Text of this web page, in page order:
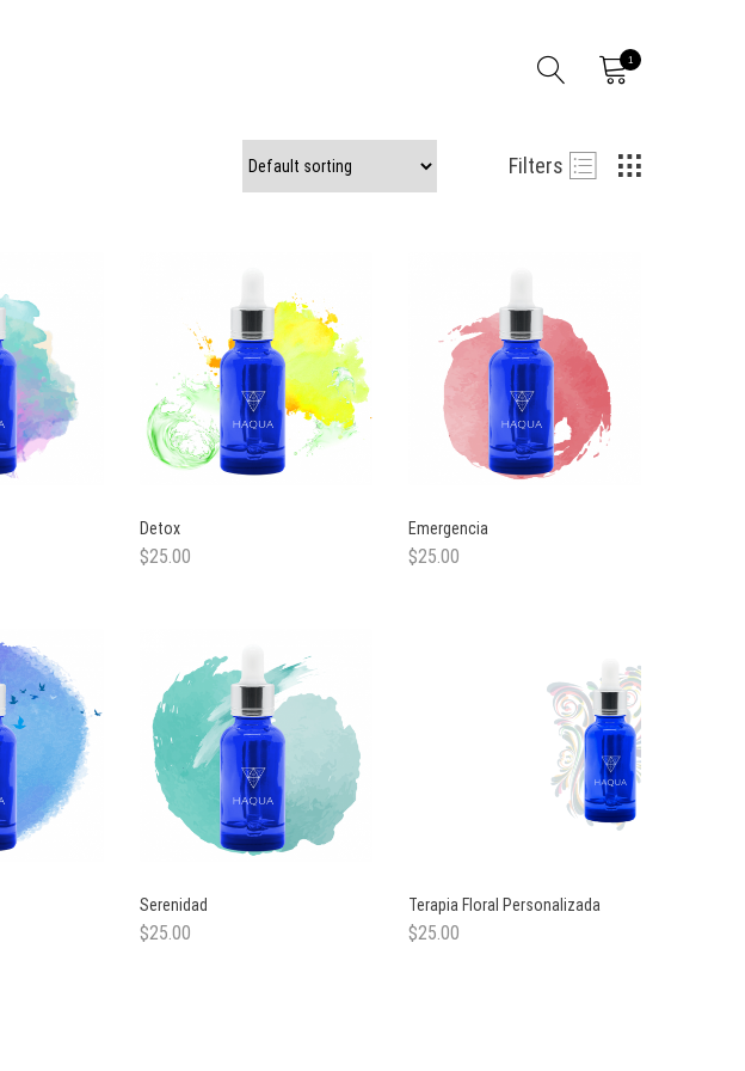
1
Filters
Detox
$25.00
Emergencia
$25.00
Serenidad
$25.00
Terapia Floral Personalizada
$25.00